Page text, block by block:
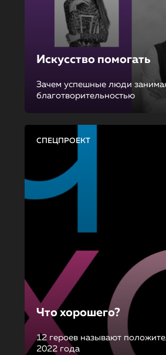
Искусство помогать
Зачем успешные люди
благотворительностью
СПЕЦПРОЕКТ
Что хорошего?
12 героев называют
2022 года